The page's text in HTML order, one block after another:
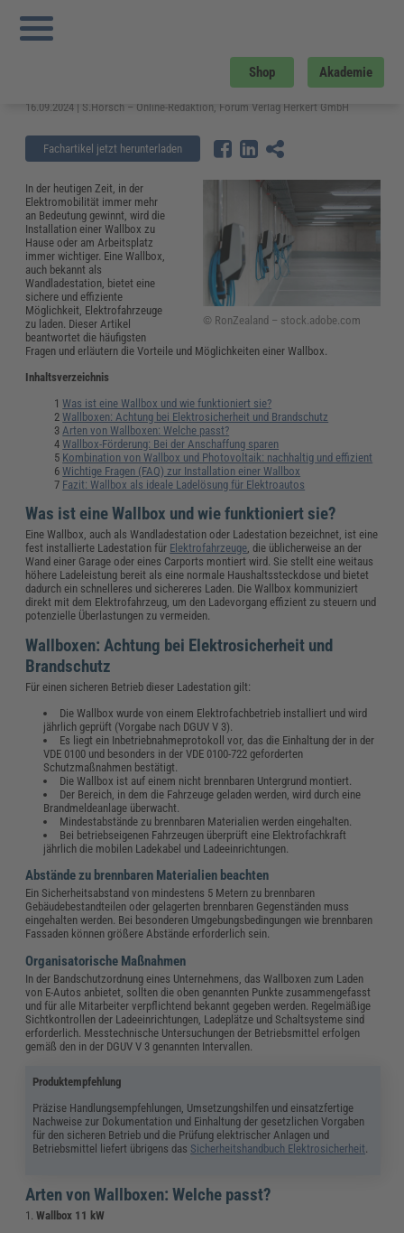
Shop Akademie
Sie sind hier:
Wallbox: Wie sicher, günstig und effizient ist die Ladelösung?
Wallbox: Wie sicher, günstig und
effizient ist die Ladelösung?
16.09.2024 | S.Horsch – Online-Redaktion, Forum Verlag Herkert GmbH
Fachartikel jetzt herunterladen
© RonZealand – stock.adobe.com
In der heutigen Zeit, in der
Elektromobilität immer mehr
an Bedeutung gewinnt, wird die
Installation einer Wallbox zu
Hause oder am Arbeitsplatz
immer wichtiger. Eine Wallbox,
auch bekannt als
Wandladestation, bietet eine
sichere und effiziente
Möglichkeit, Elektrofahrzeuge
zu laden. Dieser Artikel
beantwortet die häufigsten
Fragen und erläutern die Vorteile und Möglichkeiten einer Wallbox.
Inhaltsverzeichnis
Was ist eine Wallbox und wie funktioniert sie?
Wallboxen: Achtung bei Elektrosicherheit und Brandschutz
Arten von Wallboxen: Welche passt?
Wallbox-Förderung: Bei der Anschaffung sparen
Kombination von Wallbox und Photovoltaik: nachhaltig und effizient
Wichtige Fragen (FAQ) zur Installation einer Wallbox
Fazit: Wallbox als ideale Ladelösung für Elektroautos
Was ist eine Wallbox und wie funktioniert sie?
Eine Wallbox, auch als Wandladestation oder Ladestation bezeichnet, ist eine
fest installierte Ladestation für Elektrofahrzeuge, die üblicherweise an der
Wand einer Garage oder eines Carports montiert wird. Sie stellt eine weitaus
höhere Ladeleistung bereit als eine normale Haushaltssteckdose und bietet
dadurch ein schnelleres und sichereres Laden. Die Wallbox kommuniziert
direkt mit dem Elektrofahrzeug, um den Ladevorgang effizient zu steuern und
potenzielle Überlastungen zu vermeiden.
Wallboxen: Achtung bei Elektrosicherheit und
Brandschutz
Für einen sicheren Betrieb dieser Ladestation gilt:
Die Wallbox wurde von einem Elektrofachbetrieb installiert und wird
jährlich geprüft (Vorgabe nach DGUV V 3).
Es liegt ein Inbetriebnahmeprotokoll vor, das die Einhaltung der in der
VDE 0100 und besonders in der VDE 0100-722 geforderten
Schutzmaßnahmen bestätigt.
Die Wallbox ist auf einem nicht brennbaren Untergrund montiert.
Der Bereich, in dem die Fahrzeuge geladen werden, wird durch eine
Brandmeldeanlage überwacht.
Mindestabstände zu brennbaren Materialien werden eingehalten.
Bei betriebseigenen Fahrzeugen überprüft eine Elektrofachkraft
jährlich die mobilen Ladekabel und Ladeeinrichtungen.
Abstände zu brennbaren Materialien beachten
Ein Sicherheitsabstand von mindestens 5 Metern zu brennbaren
Gebäudebestandteilen oder gelagerten brennbaren Gegenständen muss
eingehalten werden. Bei besonderen Umgebungsbedingungen wie brennbaren
Fassaden können größere Abstände erforderlich sein.
Organisatorische Maßnahmen
In der Bandschutzordnung eines Unternehmens, das Wallboxen zum Laden
von E-Autos anbietet, sollten die oben genannten Punkte zusammengefasst
und für alle Mitarbeiter verpflichtend bekannt gegeben werden. Regelmäßige
Sichtkontrollen der Ladeeinrichtungen, Ladeplätze und Schaltsysteme sind
erforderlich. Messtechnische Untersuchungen der Betriebsmittel erfolgen
gemäß den in der DGUV V 3 genannten Intervallen.
Produktempfehlung
Präzise Handlungsempfehlungen, Umsetzungshilfen und einsatzfertige
Nachweise zur Dokumentation und Einhaltung der gesetzlichen Vorgaben
für den sicheren Betrieb und die Prüfung elektrischer Anlagen und
Betriebsmittel liefert übrigens das Sicherheitshandbuch Elektrosicherheit
Arten von Wallboxen: Welche passt?
1.Wallbox 11 kW